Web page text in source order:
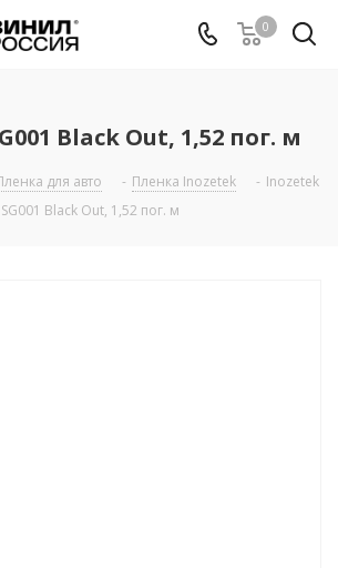
0
Black Out, 1,52 пог. м
для авто - Пленка Inozetek - Inozetek
SG001 Black Out, 1,52 пог. м